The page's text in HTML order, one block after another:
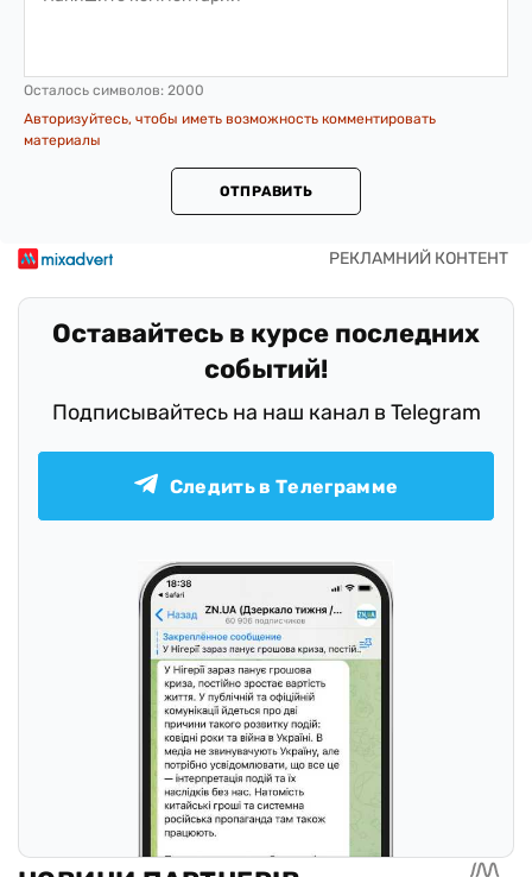
Осталось символов: 2000
Авторизуйтесь, чтобы иметь возможность комментировать
материалы
ОТПРАВИТЬ
Оставайтесь в курсе последних
событий!
Подписывайтесь на наш канал в Telegram
Следить в Телеграмме